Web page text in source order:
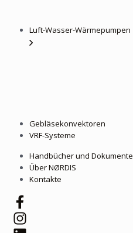
Luft-Wasser-Wärmepumpen
Gebläsekonvektoren
VRF-Systeme
Handbücher und Dokumente
Über NØRDIS
Kontakte